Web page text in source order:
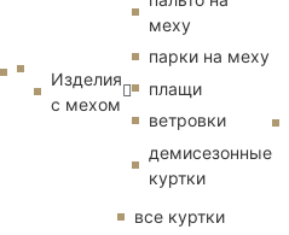
Изделия
с мехом
меху
парки на меху
плащи
ветровки
демисезонные
куртки
все куртки